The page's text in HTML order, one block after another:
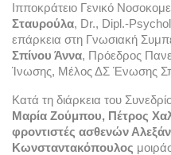
Ιπποκράτειο Γενικό
Σταυρούλα, Dr., Dipl.-
Σπίνου Άννα, Πρόεδρος
Ίνωσης, Μέλος ΔΣ Ένωσης
Κατά τη διάρκεια του
Μαρία Ζούμπου, Πέτρος
φροντιστές ασθενών
Κωνσταντακόπουλος